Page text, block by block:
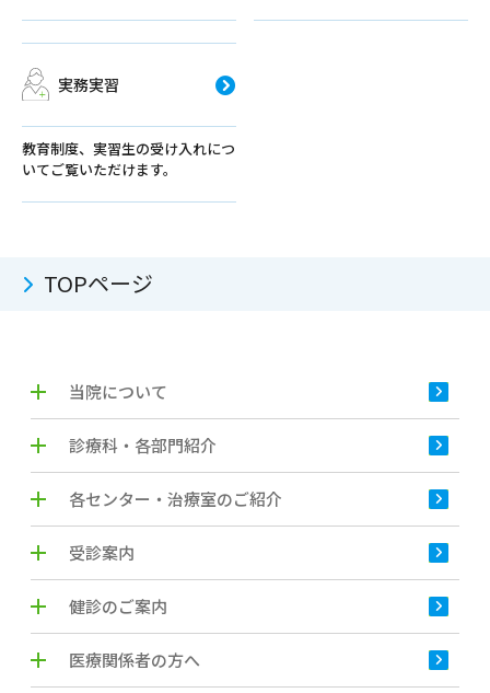
実務実習
教育制度、実習生の受け入れにつ
いてご覧いただけます。
TOPページ
当院について
診療科・各部門紹介
各センター・治療室のご紹介
受診案内
健診のご案内
医療関係者の方へ